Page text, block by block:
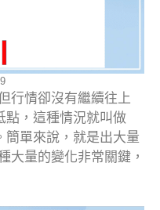
行情卻沒有繼續往上
點，這種情況就叫做
簡單來說，就是出大量
大量的變化非常關鍵，